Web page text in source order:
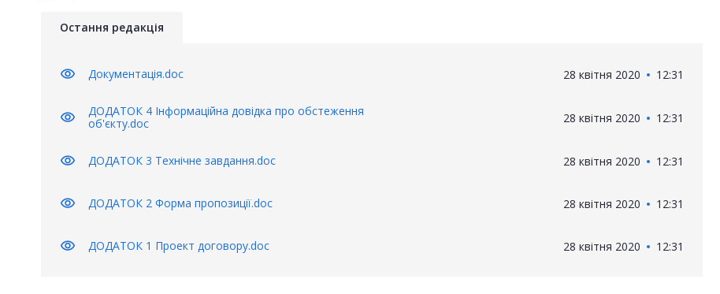
Остання редакція
visibility Документація.doc 28 квітня 2020 12:31
visibility
ДОДАТОК 4 Інформаційна довідка про обстеження
об'єкту.doc
28 квітня 2020 12:31
visibility ДОДАТОК 3 Технічне завдання.doc 28 квітня 2020 12:31
visibility ДОДАТОК 2 Форма пропозиції.doc 28 квітня 2020 12:31
visibility ДОДАТОК 1 Проект договору.doc 28 квітня 2020 12:31